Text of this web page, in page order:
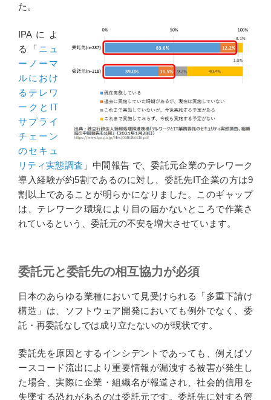
た。
IPAによ
る「 ニュ
ーノーマ
ルにおけ
るテレワ
ークとIT
サプライ
チェーン
のセキュ
リティ実態調査 」中間報告 で、委託元企業のテレワーク
導入経験が約5割であるのに対し、委託先IT企業の方は9
割以上であることが明らかになりました。このギャップ
は、テレワーク環境により目の届かないところで作業さ
れているという、委託元の不安を増大させています。
委託元と委託先の相互協力が必須
日本のあらゆる業種において見受けられる「多重下請け
構造」は、ソフトウェア開発においても例外でなく、委
託・再委託なしでは成り立たないのが現状です。
委託先を原因とするインシデントであっても、例えばソ
ースコード流出により重要情報が漏洩する被害が発生し
た場合、実際に企業・組織名が報道され、社会的信用を
失墜する恐れがあるのは委託元です。委託先に対する管